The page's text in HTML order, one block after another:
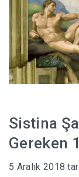
Sistina
Gereken
5 Aralık 2018